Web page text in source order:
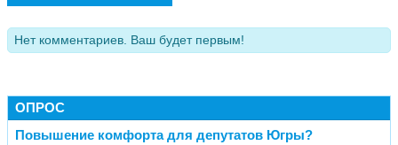
Нет комментариев. Ваш будет первым!
ОПРОС
Повышение комфорта для депутатов Югры?